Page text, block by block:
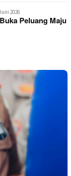
2026
Peluang Maju